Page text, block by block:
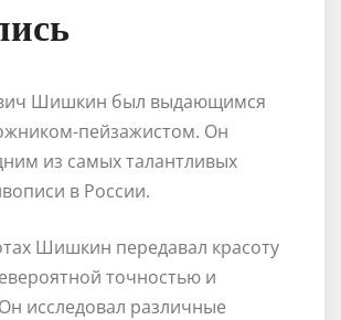
Шишкин был выдающимся
пейзажистом. Он
из самых талантливых
в России.
Шишкин передавал красоту
точностью и
исследовал различные